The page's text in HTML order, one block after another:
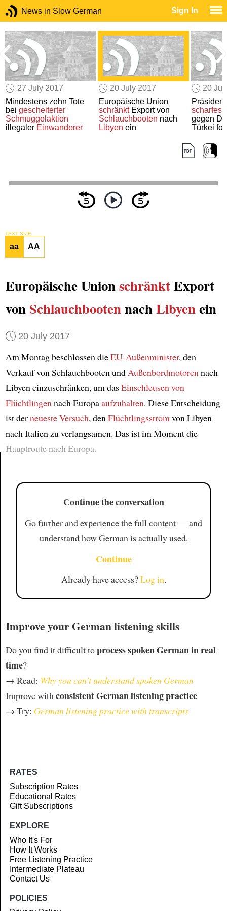
News in Slow German Sign In
27 July 2017
Mindestens zehn Tote
beigescheiterter
Schmuggelaktion
illegaler Einwanderer
20 July 2017
Europäische Union
schränktExport von
Schlauchbooten nach
Libyen ein
20
scharfes
gegen
Türkei
Article
TEXT SIZE
aa AA
Europäische UnionschränktExport
von SchlauchbootennachLibyenein
20 July 2017
Am Montag beschlossen dieEU-Außenminister, den
Verkauf von Schlauchbooten undAußenbordmotorennach
Libyen einzuschränken, um dasEinschleusen von
Flüchtlingennach Europaaufzuhalten. Diese Entscheidung
ist derneueste Versuch, denFlüchtlingsstromvon Libyen
nach Italien zu verlangsamen. Das ist im Moment die
Hauptroute nach Europa.
Continue the conversation
Go further and experience the full content — and
understand how German is actually used.
Continue
Already have access?Log in.
Improve your German listening skills
Do you find it difficult toprocess spoken German in real
time?
→ Read: Why you can't understand spoken German
Improve with consistent German listening practice
→ Try: German listening practice with transcripts
RATES
Subscription Rates
Educational Rates
Gift Subscriptions
EXPLORE
Who It's For
How It Works
Free Listening Practice
Intermediate Plateau
Contact Us
POLICIES